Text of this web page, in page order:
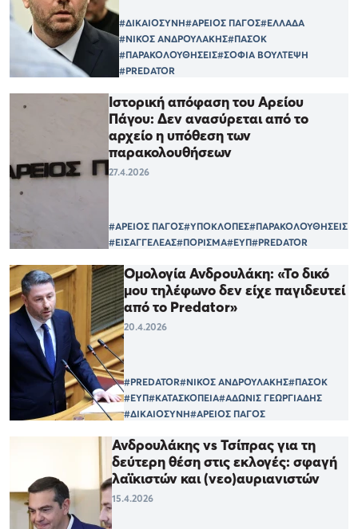
#ΔΙΚΑΙΟΣΥΝΗ#ΑΡΕΙΟΣ ΠΑΓΟΣ#ΕΛΛΑΔΑ
#ΝΙΚΟΣ ΑΝΔΡΟΥΛΑΚΗΣ#ΠΑΣΟΚ
#ΠΑΡΑΚΟΛΟΥΘΗΣΕΙΣ#ΣΟΦΙΑ ΒΟΥΛΤΕΨΗ
#PREDATOR
Ιστορική απόφαση του Αρείου
Πάγου: Δεν ανασύρεται από το
αρχείο η υπόθεση των
παρακολουθήσεων
27.4.2026
#ΑΡΕΙΟΣ ΠΑΓΟΣ#ΥΠΟΚΛΟΠΕΣ#ΠΑΡΑΚΟΛΟΥΘΗΣΕΙΣ
#ΕΙΣΑΓΓΕΛΕΑΣ#ΠΟΡΙΣΜΑ#ΕΥΠ#PREDATOR
Ομολογία Ανδρουλάκη: «Το δικό
μου τηλέφωνο δεν είχε παγιδευτεί
από το Predator»
20.4.2026
#PREDATOR#ΝΙΚΟΣ ΑΝΔΡΟΥΛΑΚΗΣ#ΠΑΣΟΚ
#ΕΥΠ#ΚΑΤΑΣΚΟΠΕΙΑ#ΑΔΩΝΙΣ ΓΕΩΡΓΙΑΔΗΣ
#ΔΙΚΑΙΟΣΥΝΗ#ΑΡΕΙΟΣ ΠΑΓΟΣ
Ανδρουλάκης vs Τσίπρας για τη
δεύτερη θέση στις εκλογές: σφαγή
λαϊκιστών και (νεο)αυριανιστών
15.4.2026